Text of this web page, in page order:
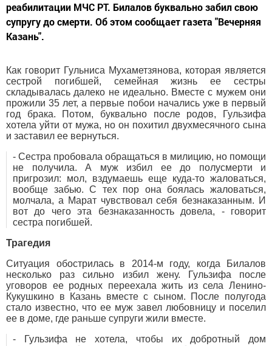
реабилитации МЧС РТ. Билалов буквально забил свою
супругу до смерти. Об этом сообщает газета "Вечерняя
Казань".
Как говорит Гульниса Мухаметзянова, которая является
сестрой погибшей, семейная жизнь ее сестры
складывалась далеко не идеально. Вместе с мужем они
прожили 35 лет, а первые побои начались уже в первый
год брака. Потом, буквально после родов, Гульзифа
хотела уйти от мужа, но он похитил двухмесячного сына
и заставил ее вернуться.
- Сестра пробовала обращаться в милицию, но помощи
не получила. А муж избил ее до полусмерти и
пригрозил: мол, вздумаешь еще куда-то жаловаться,
вообще забью. С тех пор она боялась жаловаться,
молчала, а Марат чувствовал себя безнаказанным. И
вот до чего эта безнаказанность довела, - говорит
сестра погибшей.
Трагедия
Ситуация обострилась в 2014-м году, когда Билалов
несколько раз сильно избил жену. Гульзифа после
уговоров ее родных переехала жить из села Ленино-
Кукушкино в Казань вместе с сыном. После полугода
стало известно, что ее муж завел любовницу и поселил
ее в доме, где раньше супруги жили вместе.
- Гульзифа не хотела, чтобы их добротный дом